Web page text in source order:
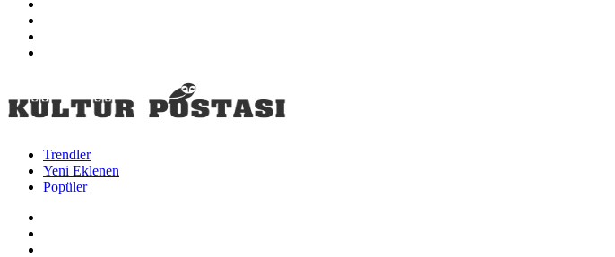
Trendler
Yeni Eklenen
Popüler